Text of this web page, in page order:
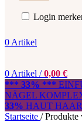
Login
0 Artikel
0 Artikel / 0,00 €
*** 33% ***
NÄGEL
33% HAUT
Startseite / Produkte